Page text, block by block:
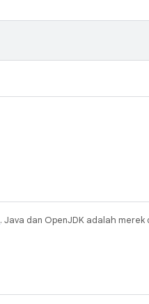
. Java dan OpenJDK adalah